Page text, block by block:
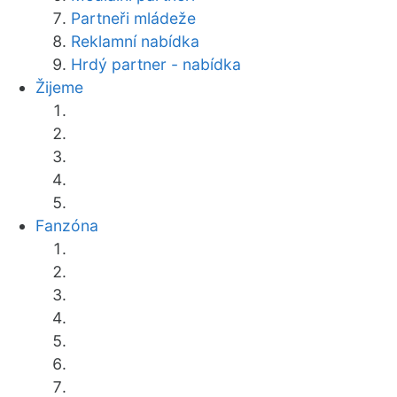
Partneři mládeže
Reklamní nabídka
Hrdý partner - nabídka
Žijeme
Fanzóna